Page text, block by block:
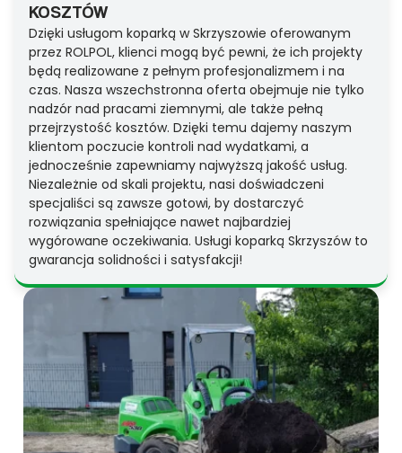
KOSZTÓW
Dzięki usługom koparką w Skrzyszowie oferowanym
przez ROLPOL, klienci mogą być pewni, że ich projekty
będą realizowane z pełnym profesjonalizmem i na
czas. Nasza wszechstronna oferta obejmuje nie tylko
nadzór nad pracami ziemnymi, ale także pełną
przejrzystość kosztów. Dzięki temu dajemy naszym
klientom poczucie kontroli nad wydatkami, a
jednocześnie zapewniamy najwyższą jakość usług.
Niezależnie od skali projektu, nasi doświadczeni
specjaliści są zawsze gotowi, by dostarczyć
rozwiązania spełniające nawet najbardziej
wygórowane oczekiwania. Usługi koparką Skrzyszów to
gwarancja solidności i satysfakcji!